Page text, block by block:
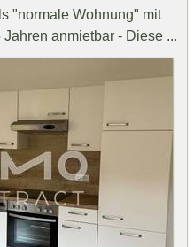
"normale Wohnung" mit
anmietbar - Diese ...